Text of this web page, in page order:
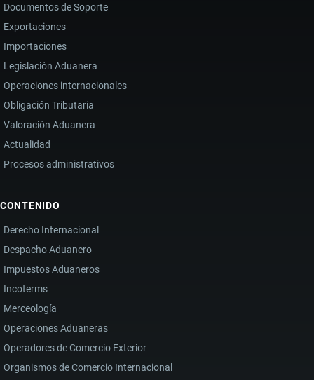
Documentos de Soporte
Exportaciones
Importaciones
Legislación Aduanera
Operaciones internacionales
Obligación Tributaria
Valoración Aduanera
Actualidad
Procesos administrativos
CONTENIDO
Derecho Internacional
Despacho Aduanero
Impuestos Aduaneros
Incoterms
Merceología
Operaciones Aduaneras
Operadores de Comercio Exterior
Organismos de Comercio Internacional